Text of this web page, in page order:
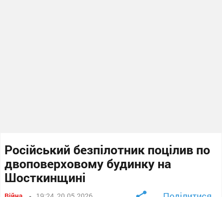
Російський безпілотник поцілив по
двоповерховому будинку на
Шосткинщині